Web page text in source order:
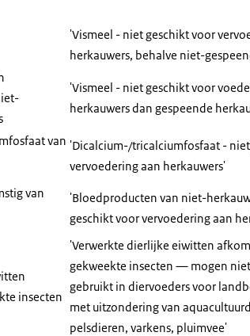
'Vismeel - niet geschikt voor
herkauwers, behalve niet-
'Vismeel - niet geschikt voor
herkauwers dan gespeende
van 'Dicalcium-/tricalciumfosfaat -
vervoedering aan herkauwers'
van
'Bloedproducten van niet-
geschikt voor vervoedering aan
insecten
'Verwerkte dierlijke eiwitten
gekweekte insecten — mogen
gebruikt in diervoeders voor
met uitzondering van
pelsdieren, varkens, pluimvee'